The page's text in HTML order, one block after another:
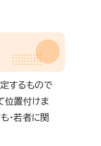
するもので
位置付けま
・若者に関